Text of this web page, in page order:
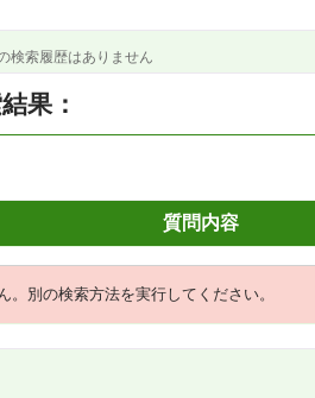
果：
検索履歴はありません
質問内容
。別の検索方法を実行してください。